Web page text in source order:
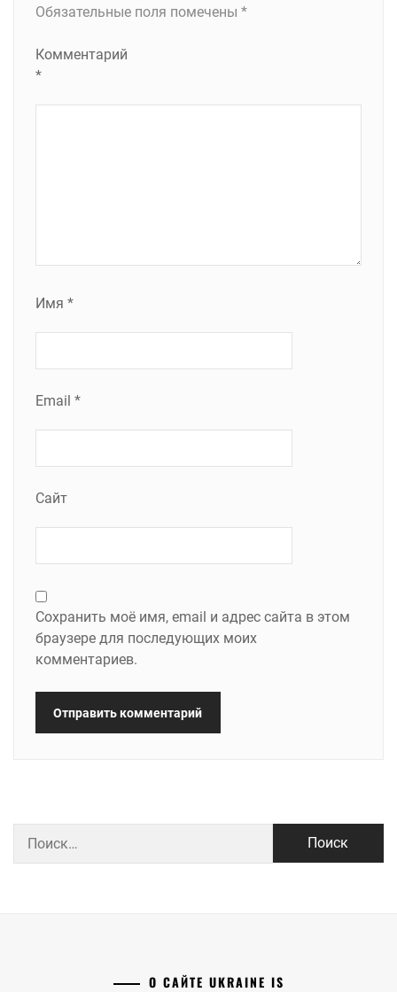
Обязательные поля помечены *
Комментарий
*
Имя *
Email *
Сайт
Сохранить моё имя, email и адрес сайта в этом
браузере для последующих моих
комментариев.
О САЙТЕ UKRAINE IS